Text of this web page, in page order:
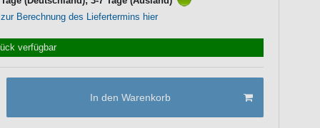
Berechnung des Liefertermins hier
verfügbar
In den Warenkorb